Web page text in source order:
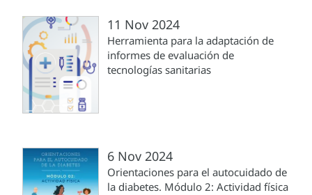
11 Nov 2024
Herramienta para la adaptación de
informes de evaluación de
tecnologías sanitarias
6 Nov 2024
Orientaciones para el autocuidado de
la diabetes. Módulo 2: Actividad física